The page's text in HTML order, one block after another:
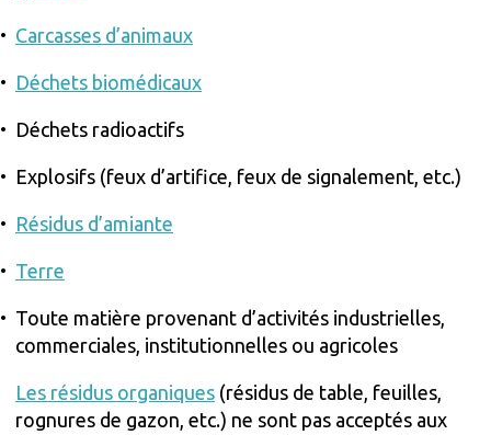
Carcasses d’animaux
Déchets biomédicaux
Déchets radioactifs
Explosifs (feux d’artifice, feux de signalement, etc.)
Résidus d’amiante
Terre
Toute matière provenant d’activités industrielles,
commerciales, institutionnelles ou agricoles
Les résidus organiques (résidus de table, feuilles,
rognures de gazon, etc.) ne sont pas acceptés aux